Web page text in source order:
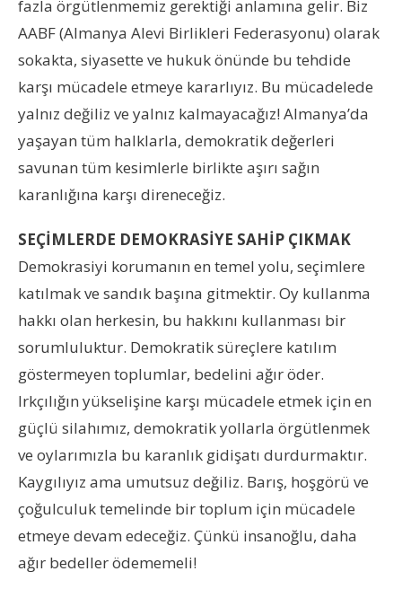
fazla örgütlenmemiz gerektiği anlamına gelir. Biz
AABF (Almanya Alevi Birlikleri Federasyonu) olarak
sokakta, siyasette ve hukuk önünde bu tehdide
karşı mücadele etmeye kararlıyız. Bu mücadelede
yalnız değiliz ve yalnız kalmayacağız! Almanya’da
yaşayan tüm halklarla, demokratik değerleri
savunan tüm kesimlerle birlikte aşırı sağın
karanlığına karşı direneceğiz.
SEÇİMLERDE DEMOKRASİYE SAHİP ÇIKMAK
Demokrasiyi korumanın en temel yolu, seçimlere
katılmak ve sandık başına gitmektir. Oy kullanma
hakkı olan herkesin, bu hakkını kullanması bir
sorumluluktur. Demokratik süreçlere katılım
göstermeyen toplumlar, bedelini ağır öder.
Irkçılığın yükselişine karşı mücadele etmek için en
güçlü silahımız, demokratik yollarla örgütlenmek
ve oylarımızla bu karanlık gidişatı durdurmaktır.
Kaygılıyız ama umutsuz değiliz. Barış, hoşgörü ve
çoğulculuk temelinde bir toplum için mücadele
etmeye devam edeceğiz. Çünkü insanoğlu, daha
ağır bedeller ödememeli!